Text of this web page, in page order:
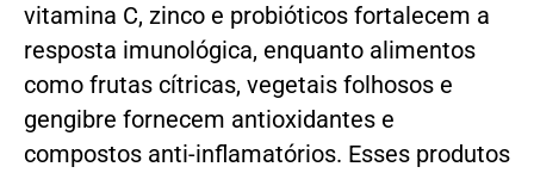
vitamina C, zinco e probióticos fortalecem a
resposta imunológica, enquanto alimentos
como frutas cítricas, vegetais folhosos e
gengibre fornecem antioxidantes e
compostos anti-inflamatórios. Esses produtos